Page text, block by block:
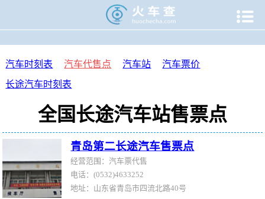

汽车时刻表 汽车代售点 汽车站
汽车票价
长途汽车时刻表
全国长途汽车站售票点
青岛第二长途汽车售票点
经营范围：汽车票代售
电话：(0532)4633252
地址：山东省青岛市四流北路40号